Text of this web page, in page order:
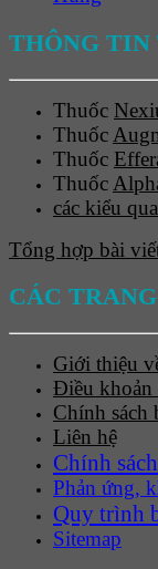
THÔNG TIN
Thuốc
Thuốc
Thuốc
Thuốc
các kiểu
Tổng hợp bài
CÁC
Giới thiệu
Điều khoản
Chính sách
Liên hệ
Chính
Phản ứng,
Quy trình
Sitemap